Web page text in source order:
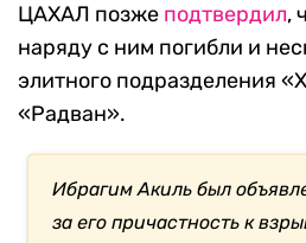
ЦАХАЛ позже подтвердил,
наряду с ним погибли и
элитного подразделения
«Радван».
Ибрагим Акиль был
за его причастность к